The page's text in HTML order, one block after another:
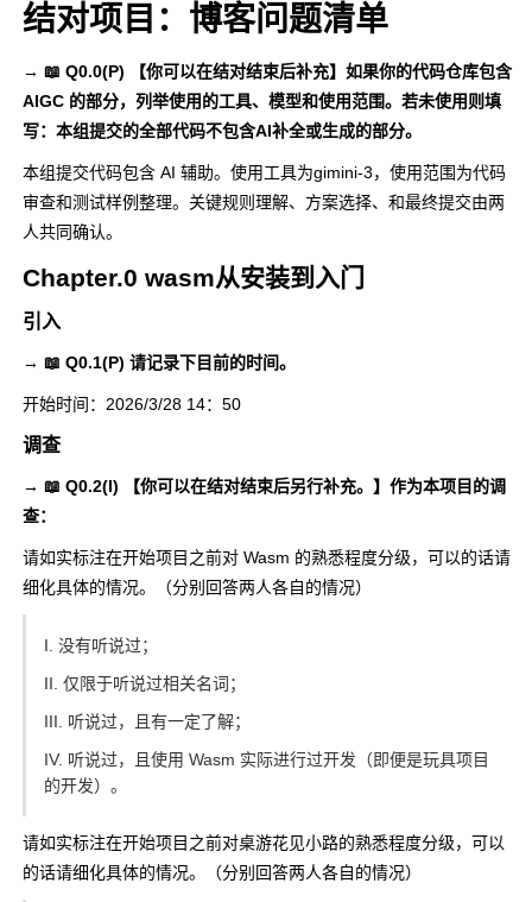
结对项目：博客问题清单
→ 📖 Q0.0(P) 【你可以在结对结束后补充】如果你的代码仓库包含
AIGC 的部分，列举使用的工具、模型和使用范围。若未使用则填
写：本组提交的全部代码不包含AI补全或生成的部分。
本组提交代码包含 AI 辅助。使用工具为gimini-3，使用范围为代码
审查和测试样例整理。关键规则理解、方案选择、和最终提交由两
人共同确认。
Chapter.0 wasm从安装到入门
引入
→ 📖 Q0.1(P) 请记录下目前的时间。
开始时间：2026/3/28 14：50
调查
→ 📖 Q0.2(I) 【你可以在结对结束后另行补充。】作为本项目的调
查：
请如实标注在开始项目之前对 Wasm 的熟悉程度分级，可以的话请
细化具体的情况。（分别回答两人各自的情况）
I. 没有听说过；
II. 仅限于听说过相关名词；
III. 听说过，且有一定了解；
IV. 听说过，且使用 Wasm 实际进行过开发（即便是玩具项目
的开发）。
请如实标注在开始项目之前对桌游花见小路的熟悉程度分级，可以
的话请细化具体的情况。（分别回答两人各自的情况）